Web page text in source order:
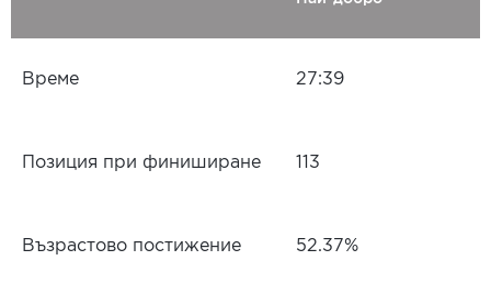
Време 27:39
Позиция при финиширане 113
Възрастово постижение 52.37%